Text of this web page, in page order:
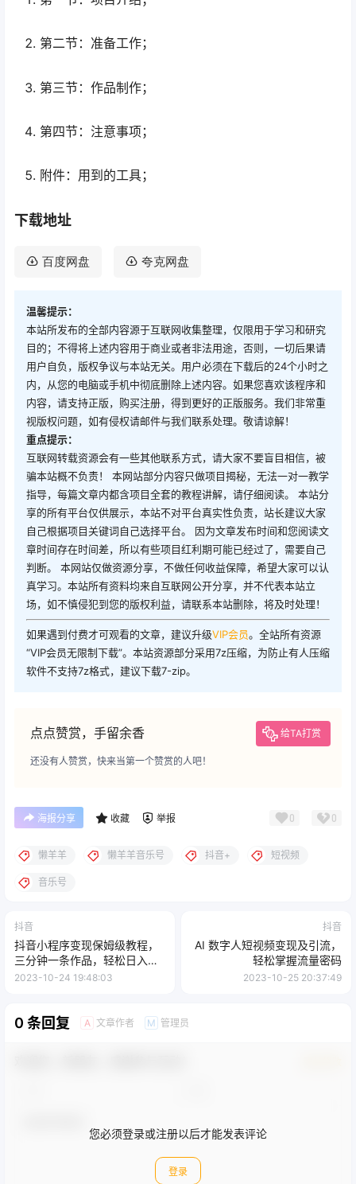
第二节：准备工作；
第三节：作品制作；
第四节：注意事项；
附件：用到的工具；
下载地址
百度网盘 夸克网盘
温馨提示：
本站所发布的全部内容源于互联网收集整理，仅限用于学习和研究
目的；不得将上述内容用于商业或者非法用途，否则，一切后果请
用户自负，版权争议与本站无关。用户必须在下载后的24个小时之
内，从您的电脑或手机中彻底删除上述内容。如果您喜欢该程序和
内容，请支持正版，购买注册，得到更好的正版服务。我们非常重
视版权问题，如有侵权请邮件与我们联系处理。敬请谅解！
重点提示：
互联网转载资源会有一些其他联系方式，请大家不要盲目相信，被
骗本站概不负责！ 本网站部分内容只做项目揭秘，无法一对一教学
指导，每篇文章内都含项目全套的教程讲解，请仔细阅读。 本站分
享的所有平台仅供展示，本站不对平台真实性负责，站长建议大家
自己根据项目关键词自己选择平台。 因为文章发布时间和您阅读文
章时间存在时间差，所以有些项目红利期可能已经过了，需要自己
判断。 本网站仅做资源分享，不做任何收益保障，希望大家可以认
真学习。本站所有资料均来自互联网公开分享，并不代表本站立
场，如不慎侵犯到您的版权利益，请联系本站删除，将及时处理！
如果遇到付费才可观看的文章，建议升级VIP会员。全站所有资源
“VIP会员无限制下载”。本站资源部分采用7z压缩，为防止有人压缩
软件不支持7z格式，建议下载7-zip。
点点赞赏，手留余香 给TA打赏
还没有人赞赏，快来当第一个赞赏的人吧！
海报分享 收藏 举报 0 0
懒羊羊 懒羊羊音乐号 抖音+ 短视频
音乐号
抖音
抖音小程序变现保姆级教程，
三分钟一条作品，轻松日入
1000+
2023-10-24 19:48:03
抖音
AI 数字人短视频变现及引流，
轻松掌握流量密码
2023-10-25 20:37:49
0 条回复 A 文章作者 M 管理员
您必须登录或注册以后才能发表评论
登录